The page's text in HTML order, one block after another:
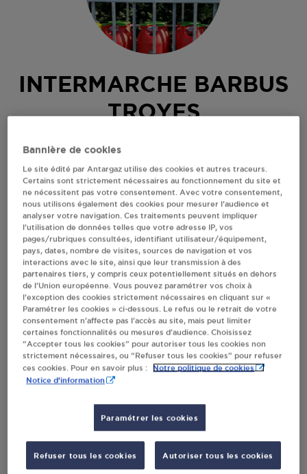
INTERMARCHE BARBUS
TROYES
64 BIS, MAIL DES CHARMILLES
10000TROYES
Revendeur de bouteilles de gaz
S'Y RENDRE
AFFICHER LE TÉLÉPHONE
RECEVOIR LES COORDONNÉES DU REVENDEUR
En cliquant sur « S’y rendre », j’autorise le traitement
d’informations (dont mon adresse IP) et leur transfert hors UE
par Google Maps afin d’afficher la carte.
En savoir plus
Accès
Bannière de cookies
Le site édité par Antargaz utilise des cookies et autres traceurs.
Certains sont strictement nécessaires au fonctionnement du site et
ne nécessitent pas votre consentement. Avec votre consentement,
nous utilisons également des cookies pour mesurer l’audience et
analyser votre navigation. Ces traitements peuvent impliquer
l’utilisation de données telles que votre adresse IP, vos
pages/rubriques consultées, identifiant utilisateur/équipement,
pays, dates, nombre de visites, sources de navigation et vos
interactions avec le site, ainsi que leur transmission à des
partenaires tiers, y compris ceux potentiellement situés en dehors
de l’Union européenne. Vous pouvez paramétrer vos choix à
l’exception des cookies strictement nécessaires en cliquant sur «
Paramétrer les cookies » ci-dessous. Le refus ou le retrait de votre
consentement n’affecte pas l’accès au site, mais peut limiter
certaines fonctionnalités ou mesures d’audience. Choisissez
“Accepter tous les cookies” pour autoriser tous les cookies non
strictement nécessaires, ou “Refuser tous les cookies” pour refuser
ces cookies. Pour en savoir plus :
Notre politique de cookies
Notice d'information
Paramétrer les cookies
Refuser tous les cookies Autoriser tous les cookies